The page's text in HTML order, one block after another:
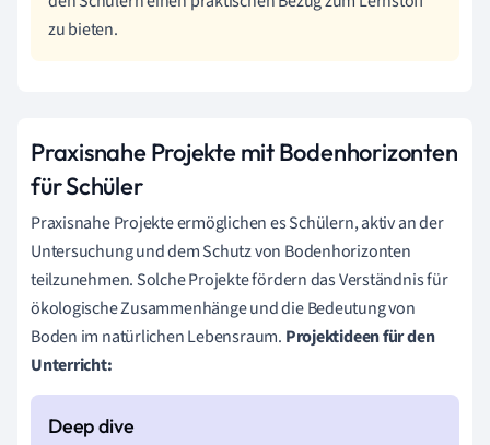
zu bieten.
Praxisnahe Projekte mit Bodenhorizonten
für Schüler
Praxisnahe Projekte ermöglichen es Schülern, aktiv an der
Untersuchung und dem Schutz von Bodenhorizonten
teilzunehmen. Solche Projekte fördern das Verständnis für
ökologische Zusammenhänge und die Bedeutung von
Boden im natürlichen Lebensraum. Projektideen für den
Unterricht: